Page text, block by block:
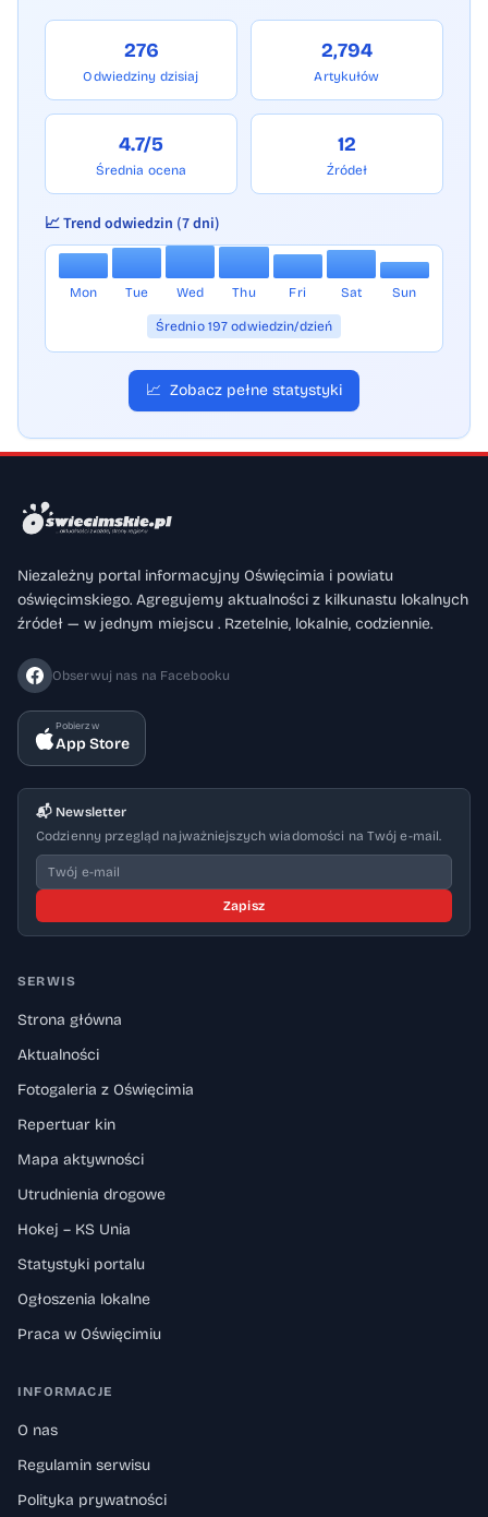
Kaláber Źródło: Unia Oświęcim Autorem
fotografii jest Jarosław Fiedor.
276
Odwiedziny dzisiaj
2,794
Artykułów
4.7/5
Średnia ocena
12
Źródeł
📈 Trend odwiedzin (7 dni)
Mon Tue Wed Thu Fri Sat Sun
Średnio 197 odwiedzin/dzień
📈 Zobacz pełne statystyki
Niezależny portal informacyjny Oświęcimia i powiatu
oświęcimskiego. Agregujemy aktualności z kilkunastu lokalnych
źródeł — w jednym miejscu . Rzetelnie, lokalnie, codziennie.
Obserwuj nas na Facebooku
Pobierz w
App Store
📬 Newsletter
Codzienny przegląd najważniejszych wiadomości na Twój e-mail.
Zapisz
SERWIS
Strona główna
Aktualności
Fotogaleria z Oświęcimia
Repertuar kin
Mapa aktywności
Utrudnienia drogowe
Hokej – KS Unia
Statystyki portalu
Ogłoszenia lokalne
Praca w Oświęcimiu
INFORMACJE
O nas
Regulamin serwisu
Polityka prywatności